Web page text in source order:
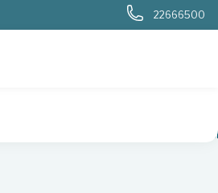
22666500
Edisonite®